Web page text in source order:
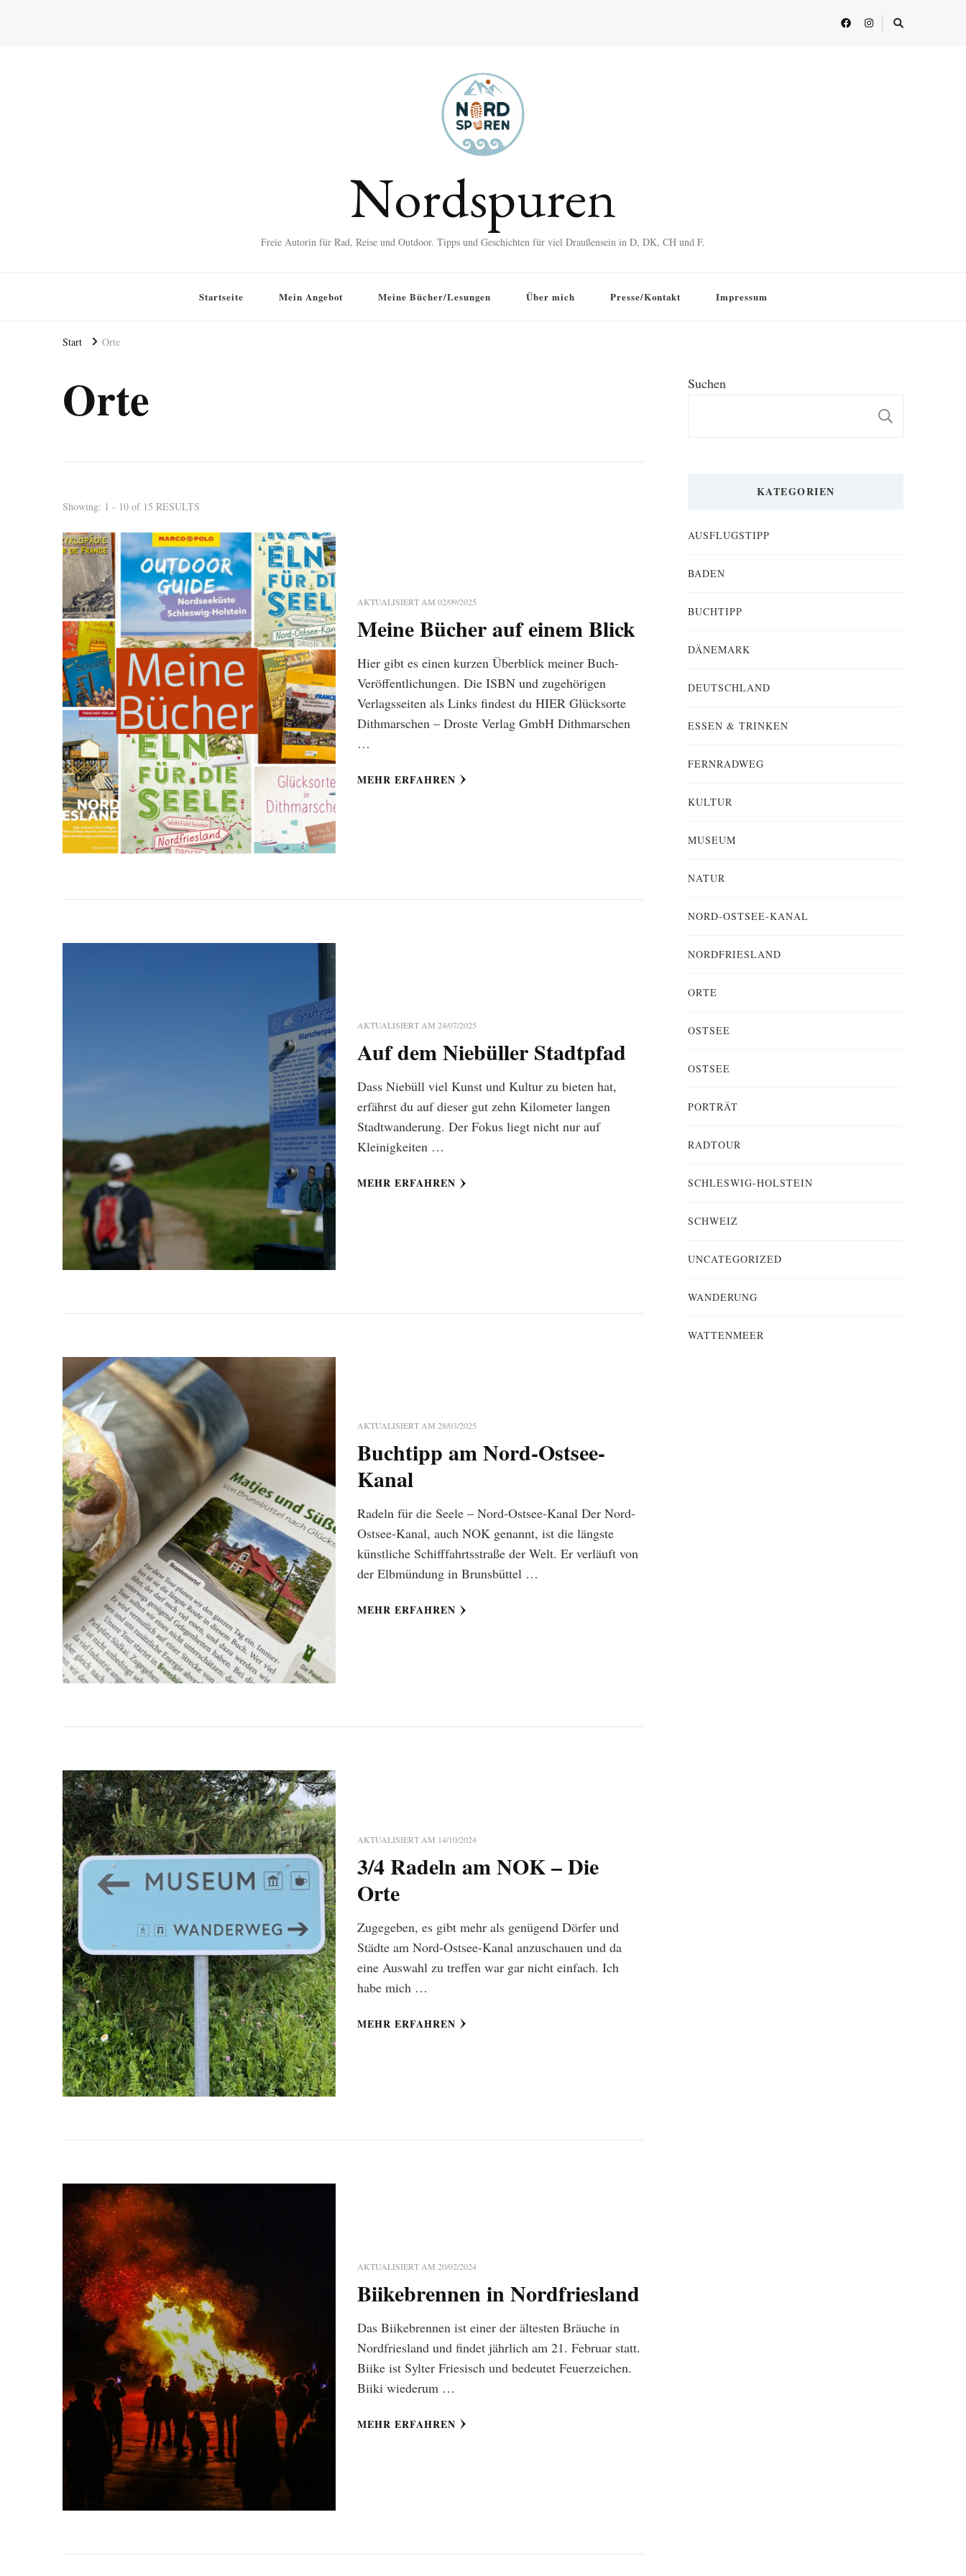
Nordspuren
Freie Autorin für Rad, Reise und Outdoor. Tipps und Geschichten für viel Draußensein in D, DK, CH und F.
Startseite Mein Angebot Meine Bücher/Lesungen Über mich Presse/Kontakt Impressum
Start Orte
Orte
Showing: 1 - 10 of 15 RESULTS
AKTUALISIERT AM02/09/2025
Meine Bücher auf einem Blick
Hier gibt es einen kurzen Überblick meiner Buch-
Veröffentlichungen. Die ISBN und zugehörigen
Verlagsseiten als Links findest du HIER Glücksorte
Dithmarschen – Droste Verlag GmbH Dithmarschen
…
MEHR ERFAHREN
AKTUALISIERT AM24/07/2025
Auf dem Niebüller Stadtpfad
Dass Niebüll viel Kunst und Kultur zu bieten hat,
erfährst du auf dieser gut zehn Kilometer langen
Stadtwanderung. Der Fokus liegt nicht nur auf
Kleinigkeiten …
MEHR ERFAHREN
AKTUALISIERT AM28/03/2025
Buchtipp am Nord-Ostsee-
Kanal
Radeln für die Seele – Nord-Ostsee-Kanal Der Nord-
Ostsee-Kanal, auch NOK genannt, ist die längste
künstliche Schifffahrtsstraße der Welt. Er verläuft von
der Elbmündung in Brunsbüttel …
MEHR ERFAHREN
AKTUALISIERT AM 14/10/2024
3/4 Radeln am NOK – Die
Orte
Zugegeben, es gibt mehr als genügend Dörfer und
Städte am Nord-Ostsee-Kanal anzuschauen und da
eine Auswahl zu treffen war gar nicht einfach. Ich
habe mich …
MEHR ERFAHREN
AKTUALISIERT AM20/02/2024
Biikebrennen in Nordfriesland
Das Biikebrennen ist einer der ältesten Bräuche in
Nordfriesland und findet jährlich am 21. Februar statt.
Biike ist Sylter Friesisch und bedeutet Feuerzeichen.
Biiki wiederum …
MEHR ERFAHREN
Suchen
KATEGORIEN
AUSFLUGSTIPP
BADEN
BUCHTIPP
DÄNEMARK
DEUTSCHLAND
ESSEN & TRINKEN
FERNRADWEG
KULTUR
MUSEUM
NATUR
NORD-OSTSEE-KANAL
NORDFRIESLAND
ORTE
OSTSEE
OSTSEE
PORTRÄT
RADTOUR
SCHLESWIG-HOLSTEIN
SCHWEIZ
UNCATEGORIZED
WANDERUNG
WATTENMEER